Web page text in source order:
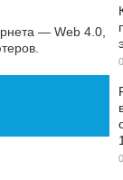
— Web 4.0,